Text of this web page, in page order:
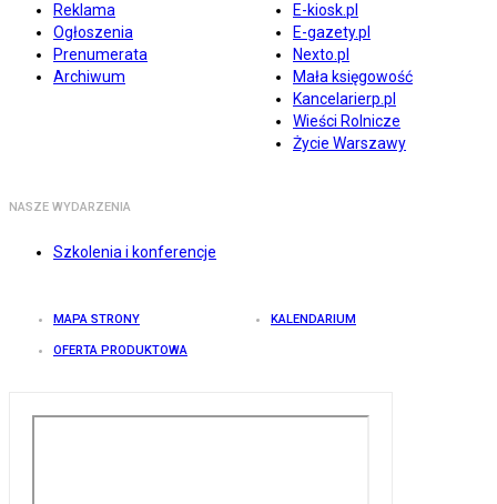
Reklama
Ogłoszenia
Prenumerata
Archiwum
E-kiosk.pl
E-gazety.pl
Nexto.pl
Mała księgowość
Kancelarierp.pl
Wieści Rolnicze
Życie Warszawy
NASZE WYDARZENIA
Szkolenia i konferencje
MAPA STRONY KALENDARIUM
OFERTA PRODUKTOWA